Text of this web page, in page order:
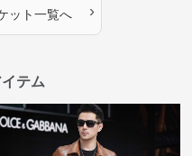
ット一覧へ ›
テム